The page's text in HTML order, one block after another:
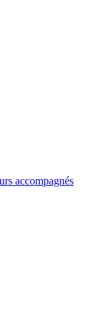
accompagnés